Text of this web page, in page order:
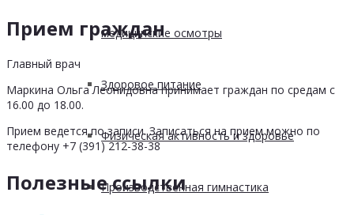
медицинские осмотры
Здоровое питание
Физическая активность и здоровье
Производственная гимнастика
Прием граждан
Главный врач
Маркина Ольга Леонидовна принимает граждан по средам с
16.00 до 18.00.
Прием ведется по записи. Записаться на прием можно по
телефону +7 (391) 212-38-38
Полезные ссылки